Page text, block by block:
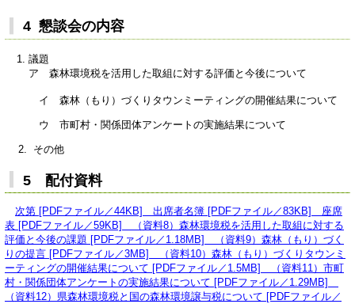
4 懇談会の内容
議題
ア 森林環境税を活用した取組に対する評価と今後について
イ 森林（もり）づくりタウンミーティングの開催結果について
ウ 市町村・関係団体アンケートの実施結果について
2. その他
5 配付資料
次第 [PDFファイル／44KB] 出席者名簿 [PDFファイル／83KB] 座席
表 [PDFファイル／59KB]
（資料8）森林環境税を活用した取組に対する
評価と今後の課題 [PDFファイル／1.18MB]
（資料9）森林（もり）づく
りの提言 [PDFファイル／3MB]
（資料10）森林（もり）づくりタウンミ
ーティングの開催結果について [PDFファイル／1.5MB]
（資料11）市町
村・関係団体アンケートの実施結果について [PDFファイル／1.29MB]
（資料12）県森林環境税と国の森林環境譲与税について [PDFファイル／